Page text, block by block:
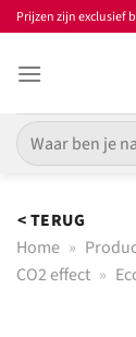
Ga
naar
inhoud
Prijzen zijn exclusief
Zoeken
naar:
< TERUG
Home »
CO2 effect »